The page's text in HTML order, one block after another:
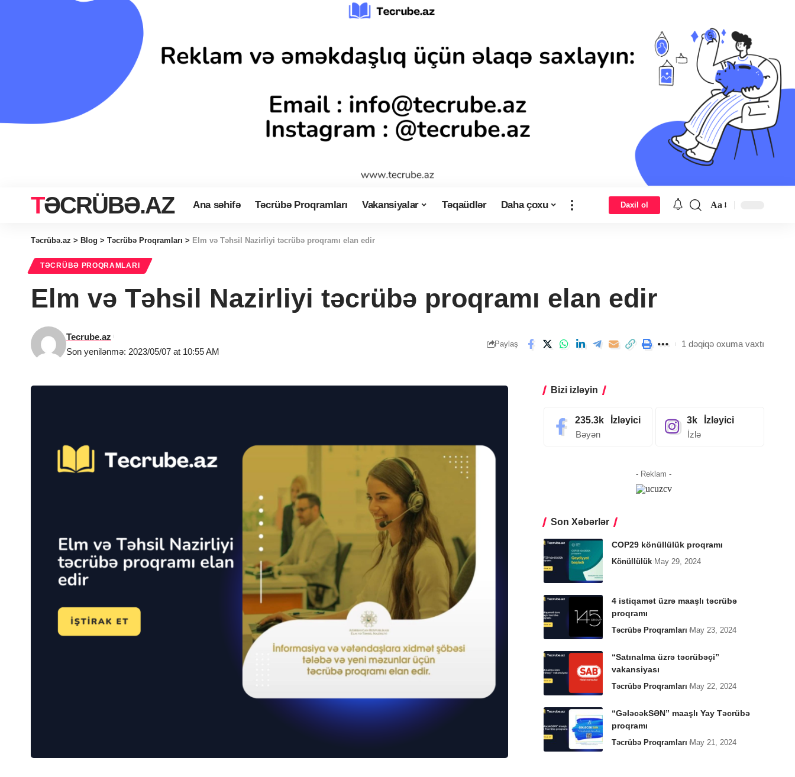
TƏCRÜBƏ.AZ Ana səhifə Təcrübə Proqramları Vakansiyalar Təqaüdlər Daha çoxu Daxil ol Aa
Təcrübə.az > Blog > Təcrübə Proqramları > Elm və Təhsil Nazirliyi təcrübə proqramı elan edir
TƏCRÜBƏ PROQRAMLARI
Elm və Təhsil Nazirliyi təcrübə proqramı elan edir
Son yenilənmə: 2023/05/07 at 10:55 AM
Tecrube.az
Paylaş 1 dəqiqə oxuma vaxtı
Bizi izləyin
235.3k İzləyici
Bəyən
3k İzləyici
İzlə
- Reklam -
Son Xəbərlər
COP29 könüllülük proqramı
Könüllülük May 29, 2024
4 istiqamət üzrə maaşlı təcrübə
proqramı
Təcrübə Proqramları May 23, 2024
“Satınalma üzrə təcrübəçi”
vakansiyası
Təcrübə Proqramları May 22, 2024
“GələcəkSƏN” maaşlı Yay Təcrübə
proqramı
Təcrübə Proqramları May 21, 2024